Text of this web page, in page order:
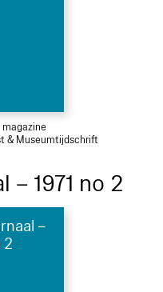
& Museumtijdschrift
– 1971 no 2
–
2